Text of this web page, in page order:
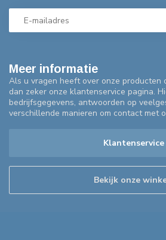
Meer informatie
Als u vragen heeft over onze producten
dan zeker onze klantenservice pagina.
bedrijfsgegevens, antwoorden op
verschillende manieren om contact met
Klantenservice
Bekijk onze